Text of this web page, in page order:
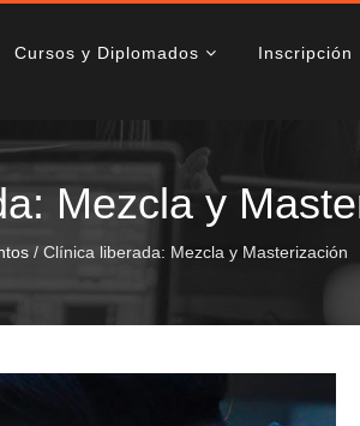
Cursos y Diplomados Inscripción
Mezcla y
/Clínica liberada: Mezcla y Masterización